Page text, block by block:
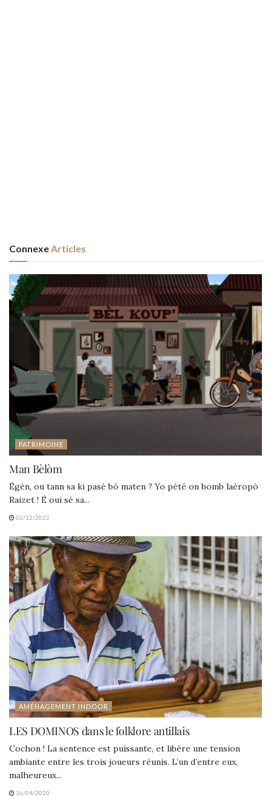
ConnexeArticles
PATRIMOINE
Man Bèlòm
Égèn, ou tann sa ki pasé bò maten ? Yo pété on bomb laéropò
Raizet ! É oui sé sa...
02/12/2022
AMÉNAGEMENT INDOOR
LES DOMINOS dans le folklore antillais
Cochon ! La sentence est puissante, et libère une tension
ambiante entre les trois joueurs réunis. L’un d’entre eux,
malheureux...
16/04/2020